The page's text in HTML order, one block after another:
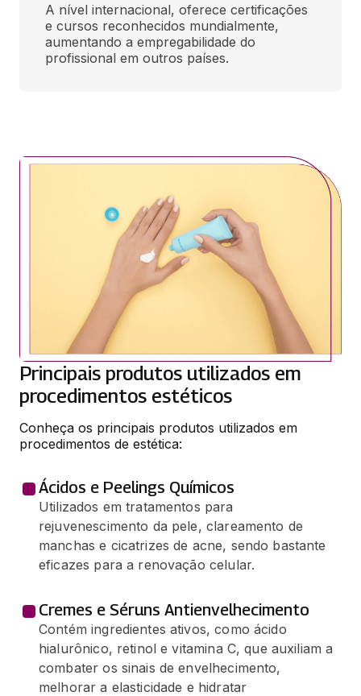
A nível internacional, oferece certificações
e cursos reconhecidos mundialmente,
aumentando a empregabilidade do
profissional em outros países.
Principais produtos utilizados em
procedimentos estéticos
Conheça os principais produtos utilizados em
procedimentos de estética:
Ácidos e Peelings Químicos
Utilizados em tratamentos para
rejuvenescimento da pele, clareamento de
manchas e cicatrizes de acne, sendo bastante
eficazes para a renovação celular.
Cremes e Séruns Antienvelhecimento
Contém ingredientes ativos, como ácido
hialurônico, retinol e vitamina C, que auxiliam a
combater os sinais de envelhecimento,
melhorar a elasticidade e hidratar